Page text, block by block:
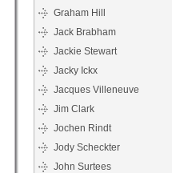
Graham Hill
Jack Brabham
Jackie Stewart
Jacky Ickx
Jacques Villeneuve
Jim Clark
Jochen Rindt
Jody Scheckter
John Surtees